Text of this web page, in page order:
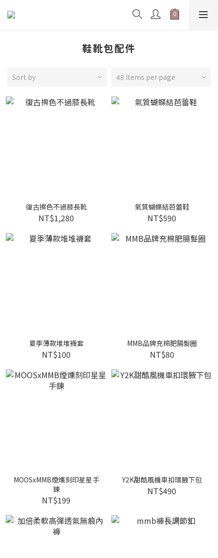
鞋靴包配件
Sort by 48 Items per page
復古擦色不過膝長靴
NT$1,280
氣質蝴蝶結芭蕾鞋
NT$590
夏季薄款堆堆襪套
NT$100
MMB品牌充棉肥腸髮圈
NT$80
MOOSxMMB煙燻刻印星星手
鍊
NT$199
Y2K甜酷風機車扣環腋下包
NT$490